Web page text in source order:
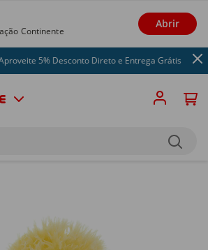
Continente
Abrir
5% Desconto Direto e Entrega Grátis